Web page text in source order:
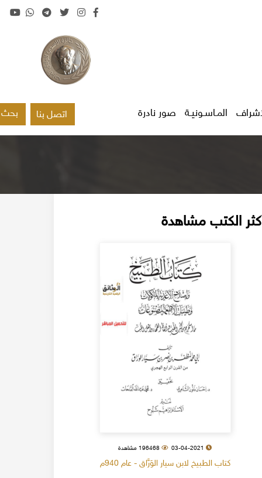
المـاسـونيـة صور نادرة اتصل بنا بحث
الكتب مشاهدة
03-04-2021 196468 مشاهدة
كتاب الطبيخ لابن سيار الوَرَّاق - عام 940م